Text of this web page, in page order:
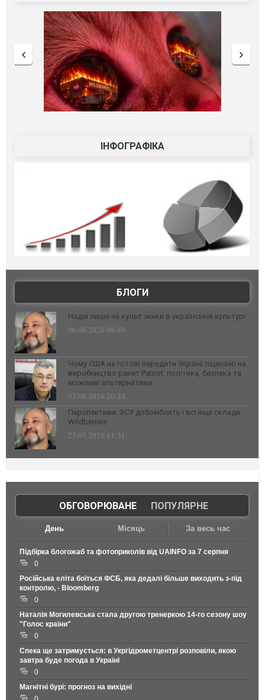
ІНФОГРАФІКА
БЛОГИ
Надія лише на культ жінки в українській культурі
06.08.2026 08:49
Чому США не готові передати Україні ліцензію на
виробництво ракет Patriot: політика, безпека та
можливі альтернативи
03.08.2026 20:24
Перспектива: ЗСУ добомблять і всі інші склади
Wildberries
23.07.2026 11:31
ОБГОВОРЮВАНЕ| ПОПУЛЯРНЕ
День Місяць За весь час
Підбірка блогожаб та фотоприколів від UAINFO за 7 серпня
0
Російська еліта боїться ФСБ, яка дедалі більше виходить з-під
контролю, - Bloomberg
0
Наталія Могилевська стала другою тренеркою 14-го сезону шоу
"Голос країни"
0
Спека ще затримується: в Укргідрометцентрі розповіли, якою
завтра буде погода в Україні
0
Магнітні бурі: прогноз на вихідні